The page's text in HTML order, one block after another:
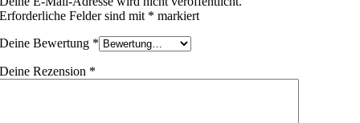
Erforderliche Felder sind mit * markiert
Deine Bewertung *
Deine Rezension *